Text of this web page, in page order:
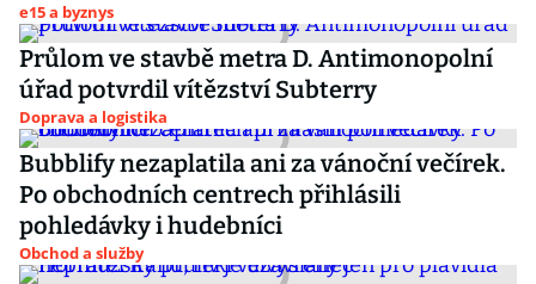
e15 a byznys
Průlom ve stavbě metra D. Antimonopolní
úřad potvrdil vítězství Subterry
Doprava a logistika
Bubblify nezaplatila ani za vánoční večírek.
Po obchodních centrech přihlásili
pohledávky i hudebníci
Obchod a služby